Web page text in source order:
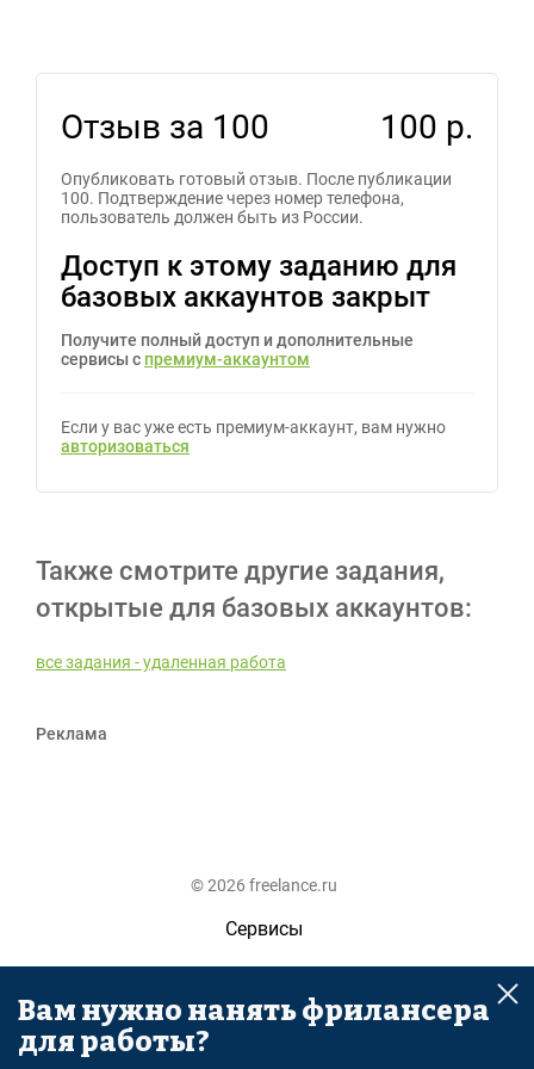
Отзыв за 100 100 р.
Опубликовать готовый отзыв. После публикации
100. Подтверждение через номер телефона,
пользователь должен быть из России.
Доступ к этому заданию для
базовых аккаунтов закрыт
Получите полный доступ и дополнительные
сервисы с премиум-аккаунтом
Если у вас уже есть премиум-аккаунт, вам нужно
авторизоваться
Также смотрите другие задания,
открытые для базовых аккаунтов:
все задания - удаленная работа
Реклама
© 2026 freelance.ru
Сервисы
Помощь
Поиск
Вам нужно нанять фрилансера
для работы?